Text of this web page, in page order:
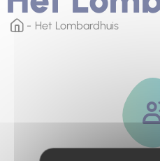
Het Lombardhuis